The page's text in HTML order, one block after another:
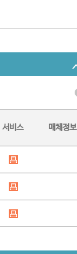
서비스 매체정보